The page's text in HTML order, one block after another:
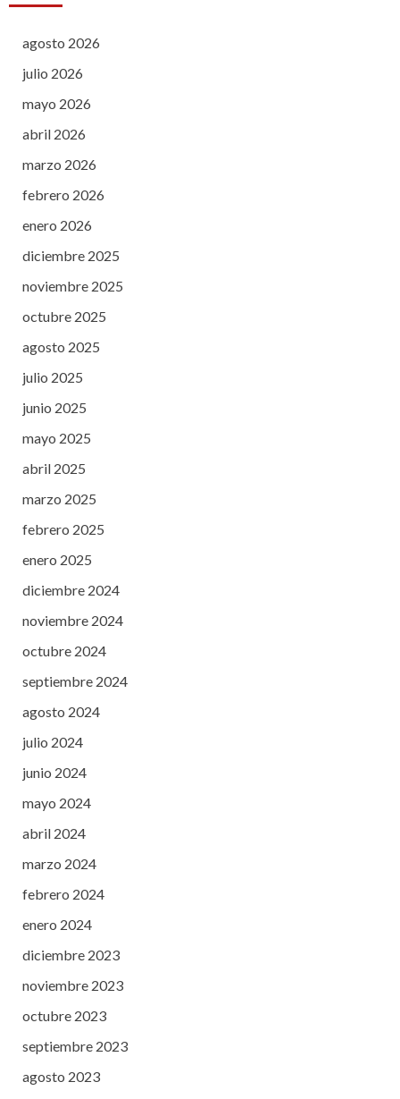
agosto 2026
julio 2026
mayo 2026
abril 2026
marzo 2026
febrero 2026
enero 2026
diciembre 2025
noviembre 2025
octubre 2025
agosto 2025
julio 2025
junio 2025
mayo 2025
abril 2025
marzo 2025
febrero 2025
enero 2025
diciembre 2024
noviembre 2024
octubre 2024
septiembre 2024
agosto 2024
julio 2024
junio 2024
mayo 2024
abril 2024
marzo 2024
febrero 2024
enero 2024
diciembre 2023
noviembre 2023
octubre 2023
septiembre 2023
agosto 2023